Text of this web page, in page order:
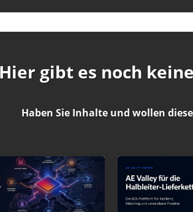
Hier gibt es noch
Haben Sie Inhalte und wollen